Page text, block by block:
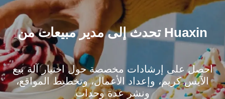
تحدث إلى مدير مبيعات من Huaxin
احصل على إرشادات مخصصة حول اختيار آلة بيع
الآيس كريم، وإعداد الأعمال، وتخطيط المواقع،
ونشر عدة وحدات